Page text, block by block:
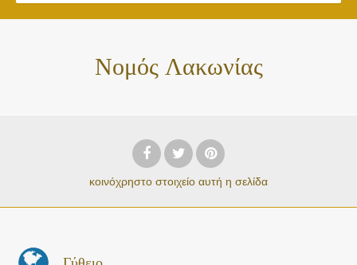
Νομός Λακωνίας
κοινόχρηστο στοιχείο αυτή η σελίδα